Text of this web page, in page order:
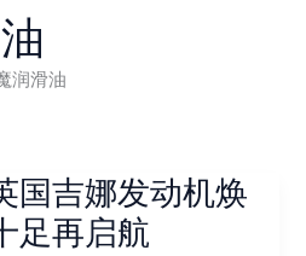
润滑油
国吉娜发动机焕
足再启航